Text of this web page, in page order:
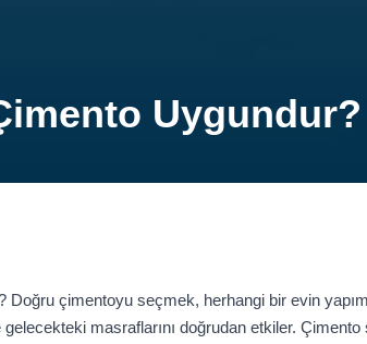
Uygundur?
çimentoyu seçmek, herhangi bir evin
gelecekteki masraflarını doğrudan etkiler.